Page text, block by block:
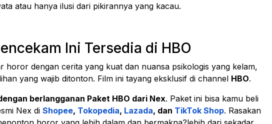
atau hanya ilusi dari pikirannya yang kacau.
Ini Tersedia di HBO
horor dengan cerita yang kuat dan nuansa psikologis yang kelam,
yang wajib ditonton. Film ini tayang eksklusif di channel HBO.
berlangganan Paket HBO dari Nex. Paket ini bisa kamu beli
Nex di Shopee, Tokopedia, Lazada, dan TikTok Shop. Rasakan